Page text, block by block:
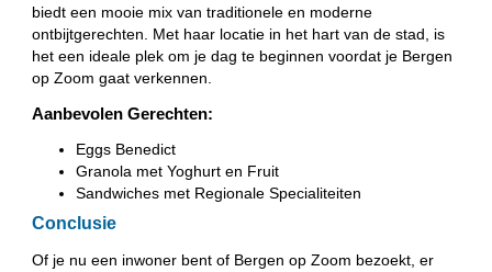
biedt een mooie mix van traditionele en moderne
ontbijtgerechten. Met haar locatie in het hart van de stad, is
het een ideale plek om je dag te beginnen voordat je Bergen
op Zoom gaat verkennen.
Aanbevolen Gerechten:
Eggs Benedict
Granola met Yoghurt en Fruit
Sandwiches met Regionale Specialiteiten
Conclusie
Of je nu een inwoner bent of Bergen op Zoom bezoekt, er